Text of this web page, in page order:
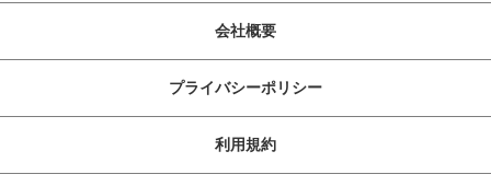
会社概要
プライバシーポリシー
利用規約